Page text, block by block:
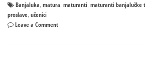
Banjaluka, matura, maturanti, maturanti banjalučke
proslave, učenici
Leave a Commenton